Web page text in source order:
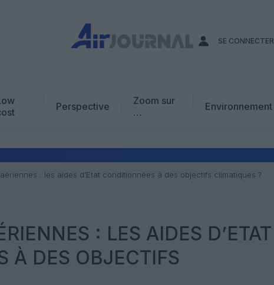
SE CONNECTER
Perspective
Zoom sur
…
Avis d’expert
Environnement
: les aides d’Etat conditionnées à des objectifs climatiques ?
: LES AIDES D’ETAT
À DES OBJECTIFS